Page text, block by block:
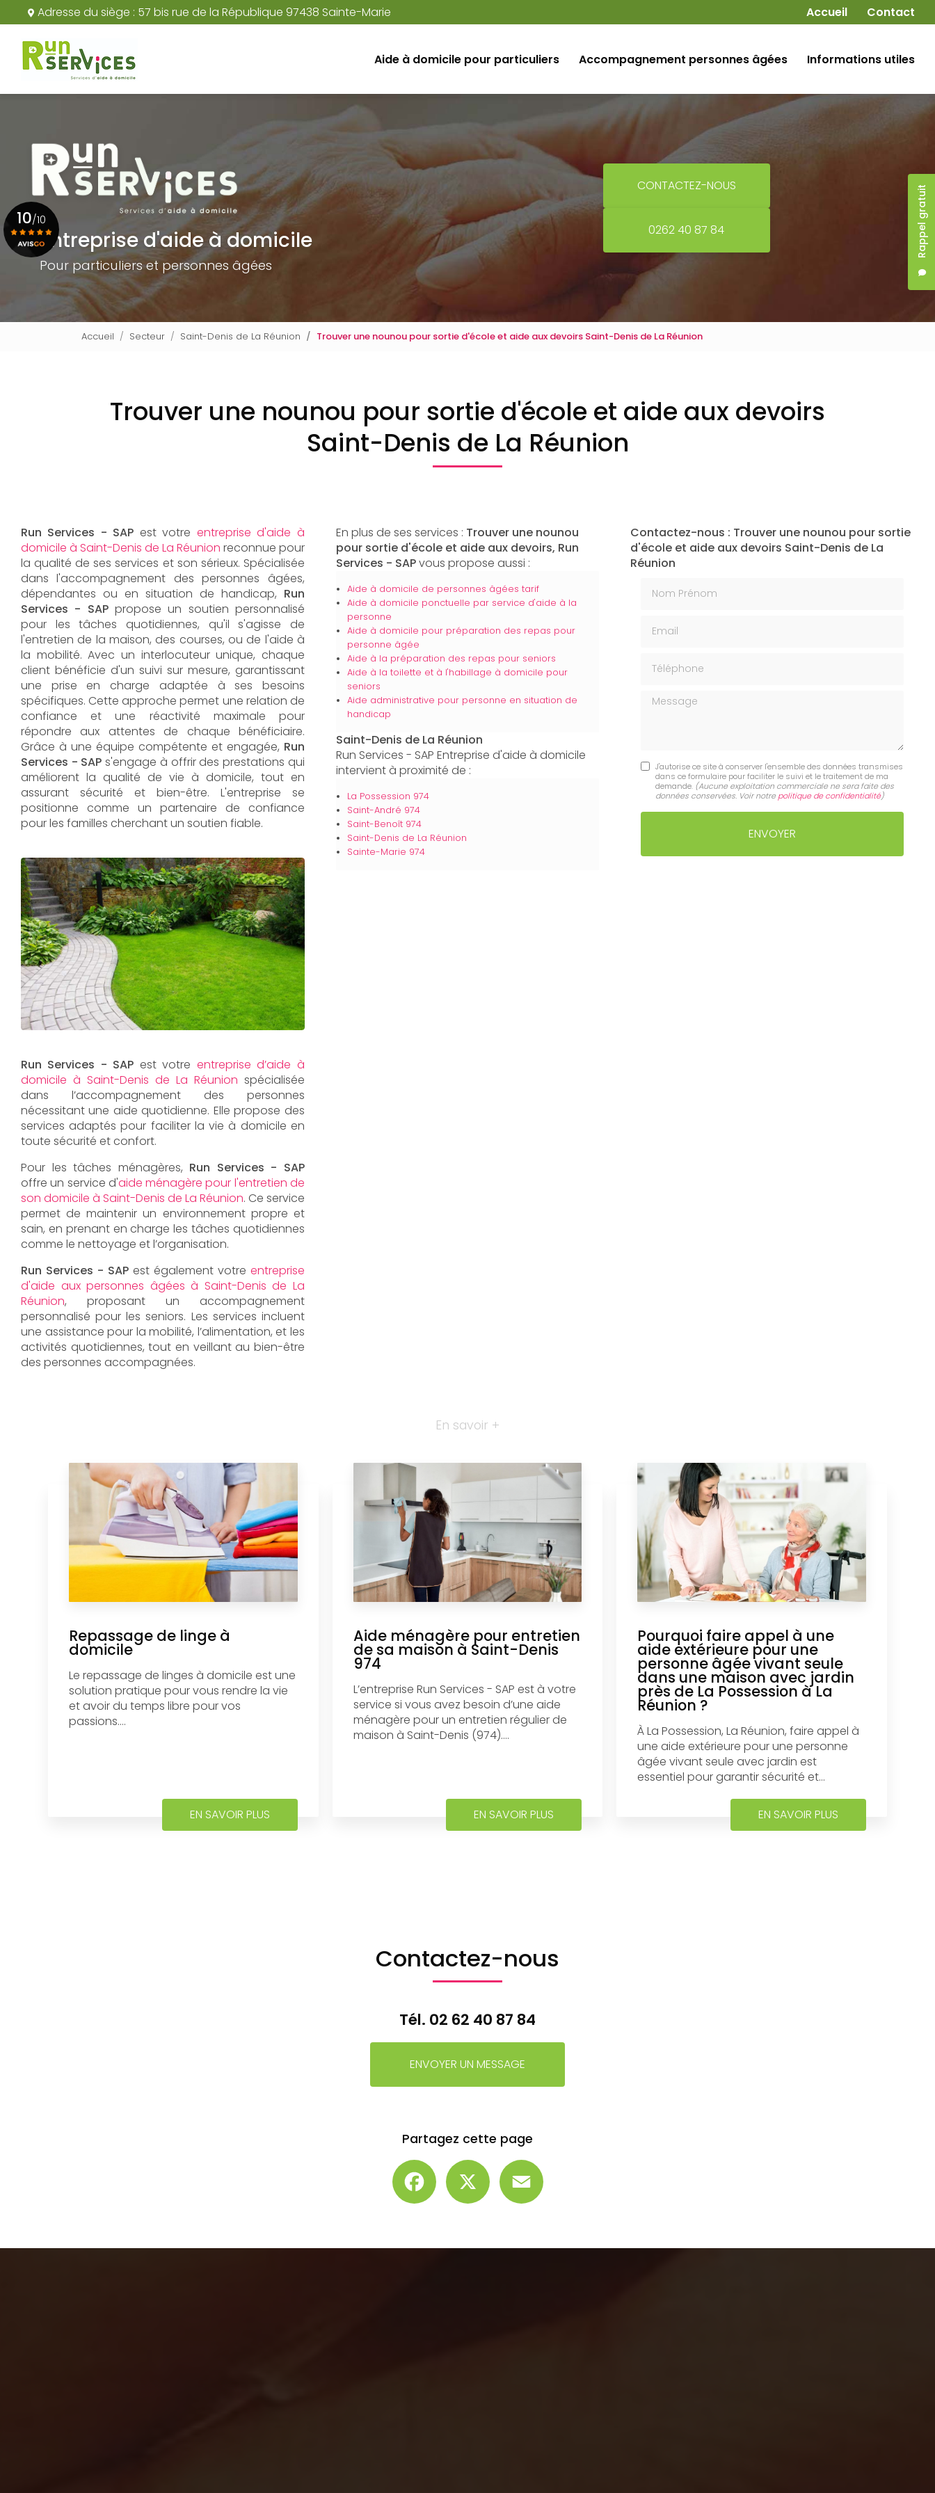
au
contenu
principal
Adresse du siège : 57 bis rue de la République 97438 Sainte-Marie Navigation secondaire
Accueil Contact
Rappel gratuit
Aide à domicile pour particuliers
Accompagnement personnes âgées Informations utiles
Entreprise d'aide à domicile
Pour particuliers et personnes âgées
CONTACTEZ-NOUS
0262 40 87 84
10/10
Voir le certificat
Accueil Secteur Saint-Denis de La Réunion Trouver une nounou pour sortie d'école et aide aux devoirs Saint-Denis de La Réunion
Trouver une nounou pour sortie d'école et aide aux devoirs
Saint-Denis de La Réunion
Run Services - SAP est votre entreprise d'aide à
domicile à Saint-Denis de La Réunion reconnue pour
la qualité de ses services et son sérieux. Spécialisée
dans l'accompagnement des personnes âgées,
dépendantes ou en situation de handicap, Run
Services - SAP propose un soutien personnalisé
pour les tâches quotidiennes, qu'il s'agisse de
l'entretien de la maison, des courses, ou de l'aide à
la mobilité. Avec un interlocuteur unique, chaque
client bénéficie d'un suivi sur mesure, garantissant
une prise en charge adaptée à ses besoins
spécifiques. Cette approche permet une relation de
confiance et une réactivité maximale pour
répondre aux attentes de chaque bénéficiaire.
Grâce à une équipe compétente et engagée, Run
Services - SAPs'engage à offrir des prestations qui
améliorent la qualité de vie à domicile, tout en
assurant sécurité et bien-être. L'entreprise se
positionne comme un partenaire de confiance
pour les familles cherchant un soutien fiable.
Run Services - SAP est votre entreprise d’aide à
domicile à Saint-Denis de La Réunion spécialisée
dans l’accompagnement des personnes
nécessitant une aide quotidienne. Elle propose des
services adaptés pour faciliter la vie à domicile en
toute sécurité et confort.
Pour les tâches ménagères, Run Services - SAP
offre un service d'aide ménagère pour l'entretien de
son domicile à Saint-Denis de La Réunion. Ce service
permet de maintenir un environnement propre et
sain, en prenant en charge les tâches quotidiennes
comme le nettoyage et l’organisation.
Run Services - SAP est également votre entreprise
d'aide aux personnes âgées à Saint-Denis de La
Réunion, proposant un accompagnement
personnalisé pour les seniors. Les services incluent
une assistance pour la mobilité, l’alimentation, et les
activités quotidiennes, tout en veillant au bien-être
des personnes accompagnées.
En plus de ses services : Trouver une nounou
pour sortie d'école et aide aux devoirs, Run
Services - SAPvous propose aussi :
Aide à domicile de personnes âgées tarif
Aide à domicile ponctuelle par service d'aide à la
personne
Aide à domicile pour préparation des repas pour
personne âgée
Aide à la préparation des repas pour seniors
Aide à la toilette et à l'habillage à domicile pour
seniors
Aide administrative pour personne en situation de
handicap
Saint-Denis de La Réunion
Run Services - SAP Entreprise d'aide à domicile
intervient à proximité de :
La Possession 974
Saint-André 974
Saint-Benoît 974
Saint-Denis de La Réunion
Sainte-Marie 974
Contactez-nous : Trouver une nounou pour sortie
d'école et aide aux devoirs Saint-Denis de La
Réunion
Message
J'autorise ce site à conserver l'ensemble des données transmises
dans ce formulaire pour faciliter le suivi et le traitement de ma
demande. (Aucune exploitation commerciale ne sera faite des
données conservées. Voir notre politique de confidentialité)
En savoir +
Repassage de linge à
domicile
Le repassage de linges à domicile est une
solution pratique pour vous rendre la vie
et avoir du temps libre pour vos
passions....
EN SAVOIR PLUS
Aide ménagère pour entretien
de sa maison à Saint-Denis
974
L’entreprise Run Services - SAP est à votre
service si vous avez besoin d’une aide
ménagère pour un entretien régulier de
maison à Saint-Denis (974)....
EN SAVOIR PLUS
Pourquoi faire appel à une
aide extérieure pour une
personne âgée vivant seule
dans une maison avec jardin
près de La Possession à La
Réunion ?
À La Possession, La Réunion, faire appel à
une aide extérieure pour une personne
âgée vivant seule avec jardin est
essentiel pour garantir sécurité et...
EN SAVOIR PLUS
Contactez-nous
Tél. 02 62 40 87 84
ENVOYER UN MESSAGE
Partagez cette page
Facebook